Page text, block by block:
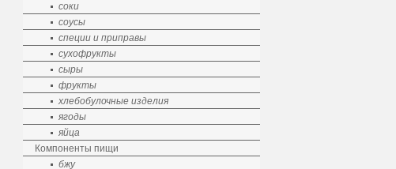
соки
соусы
специи и приправы
сухофрукты
сыры
фрукты
хлебобулочные изделия
ягоды
яйца
Компоненты пищи
бжу